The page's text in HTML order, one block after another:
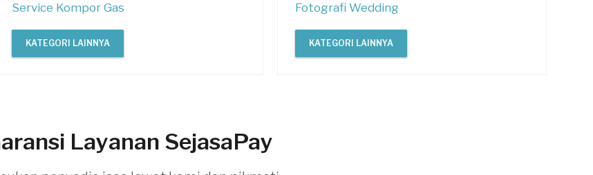
Service Kompor Gas
KATEGORI LAINNYA
Fotografi Wedding
KATEGORI LAINNYA
Layanan SejasaPay